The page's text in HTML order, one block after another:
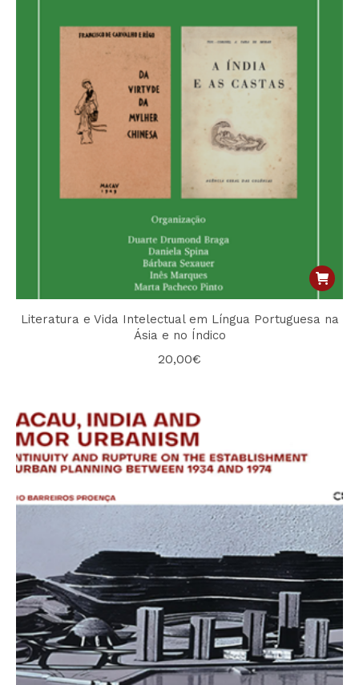
Literatura e Vida Intelectual em Língua Portuguesa na
Ásia e no Índico
20,00€